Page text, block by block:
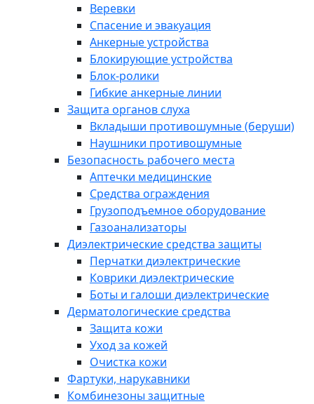
Веревки
Спасение и эвакуация
Анкерные устройства
Блокирующие устройства
Блок-ролики
Гибкие анкерные линии
Защита органов слуха
Вкладыши противошумные (беруши)
Наушники противошумные
Безопасность рабочего места
Аптечки медицинские
Средства ограждения
Грузоподъемное оборудование
Газоанализаторы
Диэлектрические средства защиты
Перчатки диэлектрические
Коврики диэлектрические
Боты и галоши диэлектрические
Дерматологические средства
Защита кожи
Уход за кожей
Очистка кожи
Фартуки, нарукавники
Комбинезоны защитные